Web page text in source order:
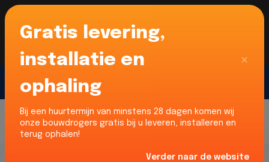
Voor onze Nederlandse klanten... Wij zijn maar
liefst 52% goedkoper dan verhuurders uit NL -
limburg en Noord-Brabant!
Gratis levering,
installatie en
ophaling
Bij een huurtermijn van minstens 28 dagen komen wij
onze bouwdrogers gratis bij u leveren, installeren en
terug ophalen!
Verder naar de website